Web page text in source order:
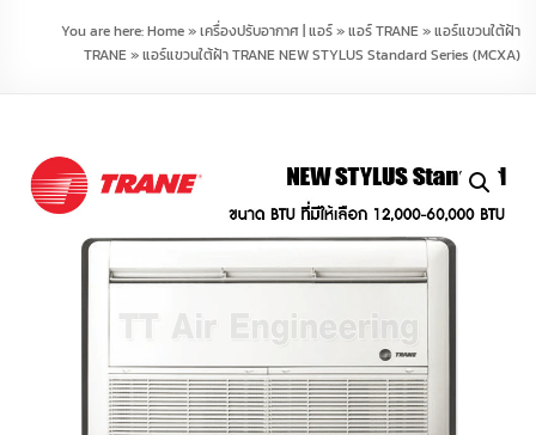
You are here:Home»เครื่องปรับอากาศ | แอร์»แอร์ TRANE »แอร์แขวนใต้ฝ้า
TRANE »แอร์แขวนใต้ฝ้า TRANE NEW STYLUS Standard Series (MCXA)